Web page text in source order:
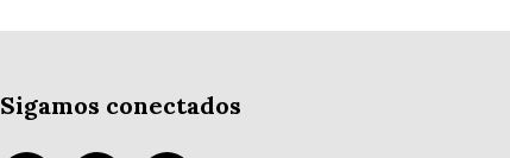
Sigamos conectados